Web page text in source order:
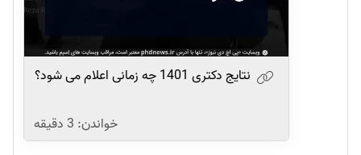
نتایج دکتری 1401 چه زمانی اعلام می شود؟
خواندن: 3 دقیقه